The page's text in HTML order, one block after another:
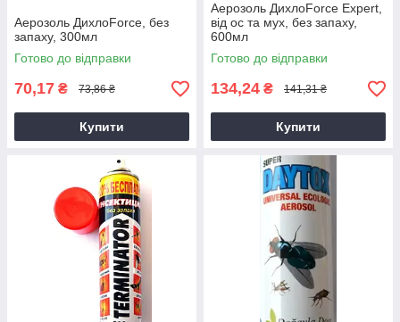
Аерозоль ДихлоForce, без
запаху, 300мл
Готово до відправки
70,17 ₴ 73,86 ₴
Купити
Аерозоль ДихлоForce Expert,
від ос та мух, без запаху,
600мл
Готово до відправки
134,24 ₴ 141,31 ₴
Купити